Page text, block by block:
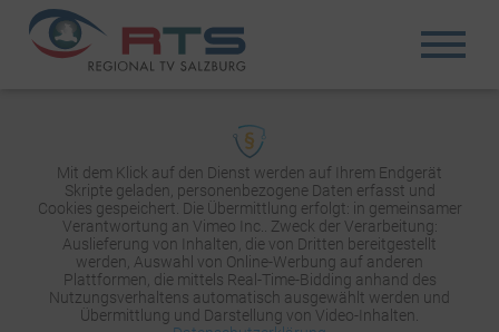
Mit dem Klick auf den Dienst werden auf Ihrem Endgerät
Skripte geladen, personenbezogene Daten erfasst und
Cookies gespeichert. Die Übermittlung erfolgt: in gemeinsamer
Verantwortung an Vimeo Inc.. Zweck der Verarbeitung:
Auslieferung von Inhalten, die von Dritten bereitgestellt
werden, Auswahl von Online-Werbung auf anderen
Plattformen, die mittels Real-Time-Bidding anhand des
Nutzungsverhaltens automatisch ausgewählt werden und
Übermittlung und Darstellung von Video-Inhalten.